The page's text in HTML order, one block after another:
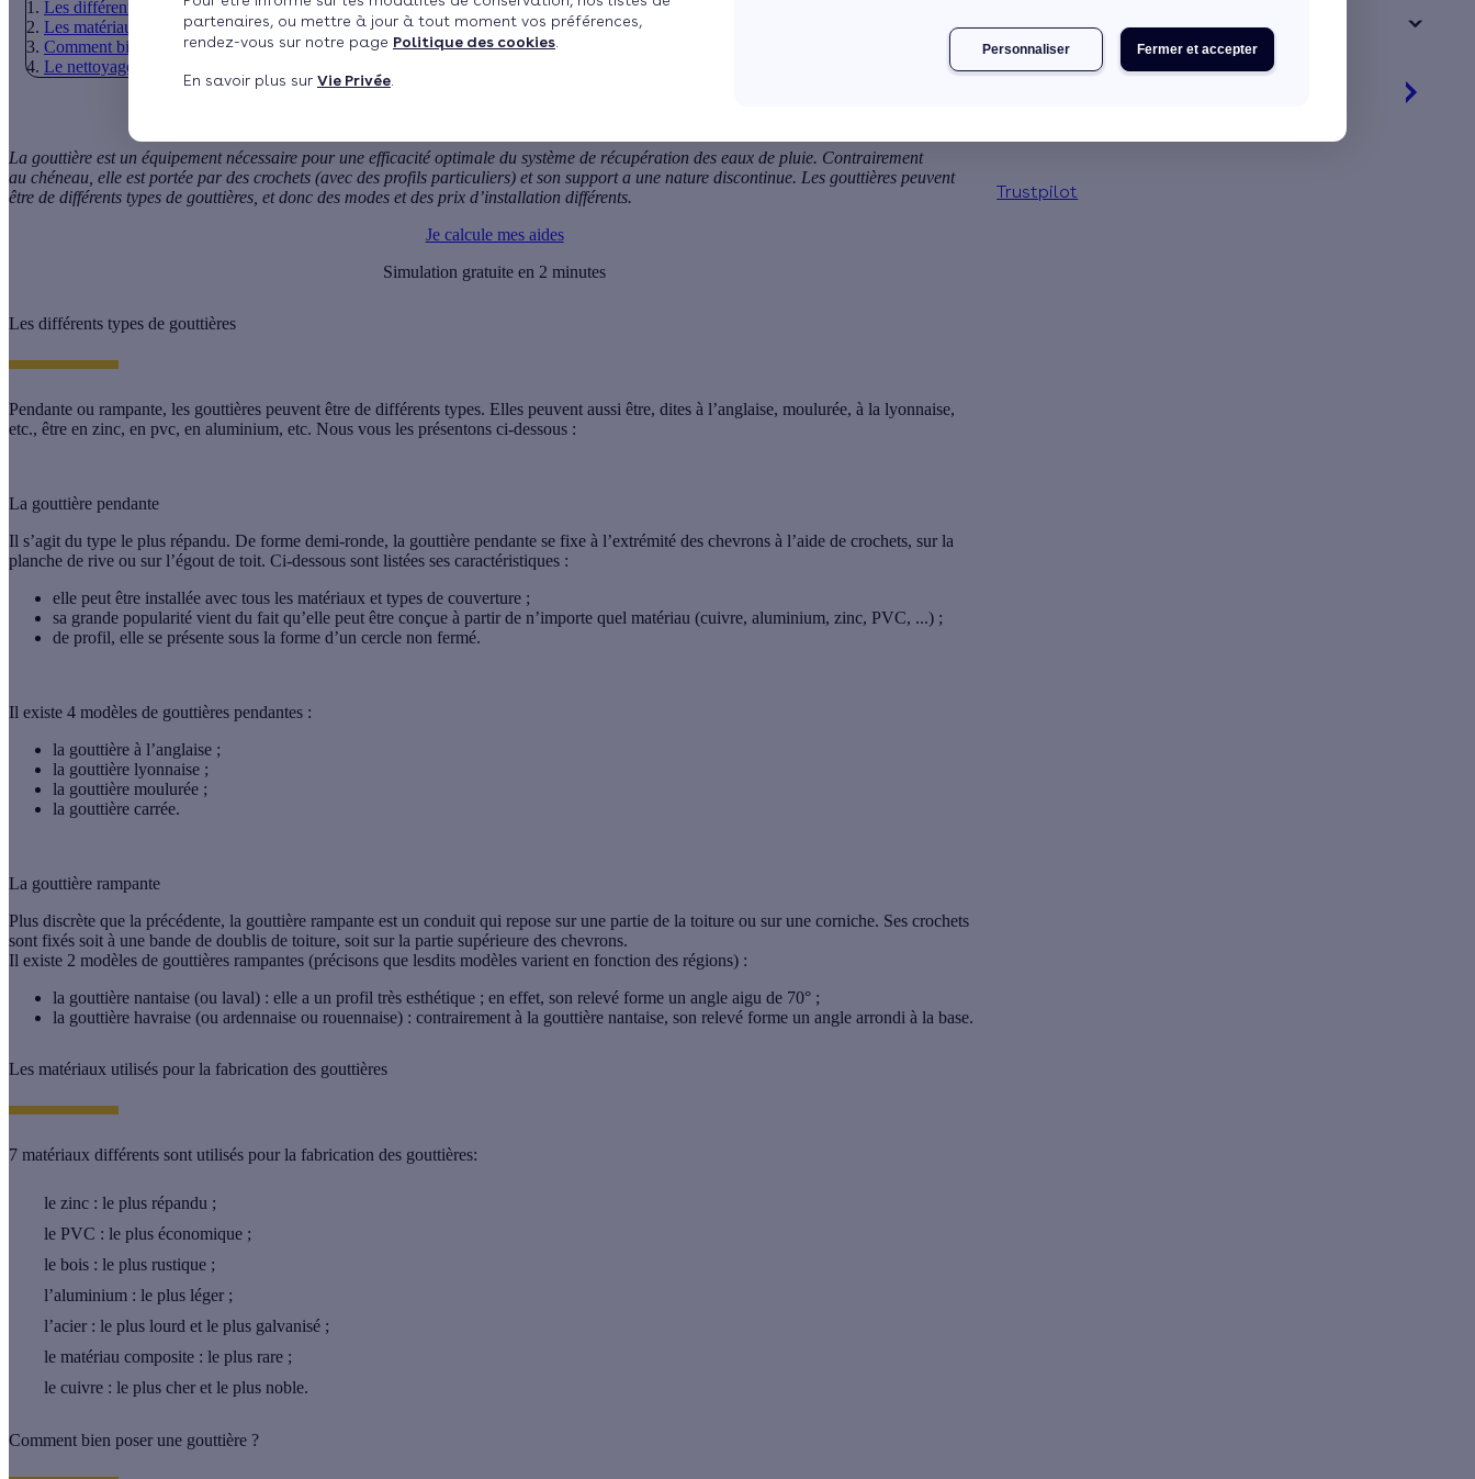
partenaires, ou mettre à jour à tout moment vos préférences,
rendez-vous sur notre page Politique des cookies
En savoir plus sur Vie Privée
Fermer et accepter
Personnaliser
Les différents types de gouttières
Les matériaux utilisés pour la fabrication des gouttières
Comment bien poser une gouttière ?
Le nettoyage de la gouttière
La gouttière est un équipement nécessaire pour une efficacité optimale du système de récupération des eaux de pluie. Contrairement
au chéneau , elle est portée par des crochets (avec des profils particuliers) et son support a une nature discontinue. Les gouttières peuvent
être de différents types de gouttières, et donc des modes et des prix d’installation différents.
Je calcule mes aides
Simulation gratuite en 2 minutes
Les différents types de gouttières
Pendante ou rampante, les gouttières peuvent être de différents types. Elles peuvent aussi être, dites à l’anglaise, moulurée, à la lyonnaise,
etc., être en zinc, en pvc, en aluminium, etc. Nous vous les présentons ci-dessous :
La gouttière pendante
Il s’agit du type le plus répandu. De forme demi-ronde, la gouttière pendante se fixe à l’extrémité des chevrons à l’aide de crochets, sur la
planche de rive ou sur l’égout de toit. Ci-dessous sont listées ses caractéristiques :
elle peut être installée avec tous les matériaux et types de couverture ;
sa grande popularité vient du fait qu’elle peut être conçue à partir de n’importe quel matériau (cuivre, aluminium, zinc, PVC, ...) ;
de profil, elle se présente sous la forme d’un cercle non fermé.
Il existe 4 modèles de gouttières pendantes :
la gouttière à l’anglaise ;
la gouttière lyonnaise ;
la gouttière moulurée ;
la gouttière carrée.
La gouttière rampante
Plus discrète que la précédente, la gouttière rampante est un conduit qui repose sur une partie de la toiture ou sur une corniche. Ses crochets
sont fixés soit à une bande de doublis de toiture, soit sur la partie supérieure des chevrons.
Il existe 2 modèles de gouttières rampantes (précisons que lesdits modèles varient en fonction des régions) :
la gouttière nantaise (ou laval) : elle a un profil très esthétique ; en effet, son relevé forme un angle aigu de 70° ;
la gouttière havraise (ou ardennaise ou rouennaise) : contrairement à la gouttière nantaise, son relevé forme un angle arrondi à la base.
Les matériaux utilisés pour la fabrication des gouttières
7 matériaux différents sont utilisés pour la fabrication des gouttières:
le zinc : le plus répandu ;
le PVC : le plus économique ;
le bois : le plus rustique ;
l’aluminium : le plus léger ;
l’acier : le plus lourd et le plus galvanisé ;
le matériau composite : le plus rare ;
le cuivre : le plus cher et le plus noble.
Comment bien poser une gouttière ?
+ de 15 ans
Trustpilot